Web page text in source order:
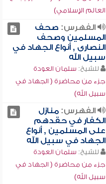
العالم الإسلامي)
الفهرس: صحف
المسلمين وصحف
النصارى , أنواع الجهاد في
سبيل الله
للشيخ: سلمان العودة
جزء من محاضرة ( الجهاد في
سبيل الله)
الفهرس:منازل
الكفار في حقدهم
على المسلمين , أنواع
الجهاد في سبيل الله
للشيخ: سلمان العودة
جزء من محاضرة ( الجهاد في
سبيل الله)